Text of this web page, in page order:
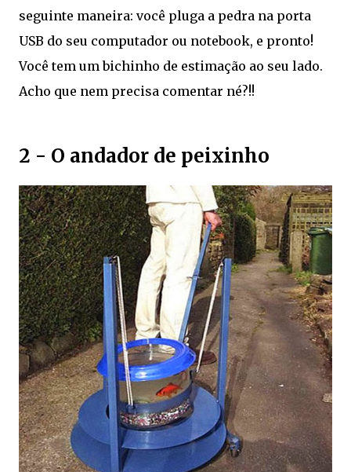
seguinte maneira: você pluga a pedra na porta
USB do seu computador ou notebook, e pronto!
Você tem um bichinho de estimação ao seu lado.
Acho que nem precisa comentar né?!!
2 - O andador de peixinho